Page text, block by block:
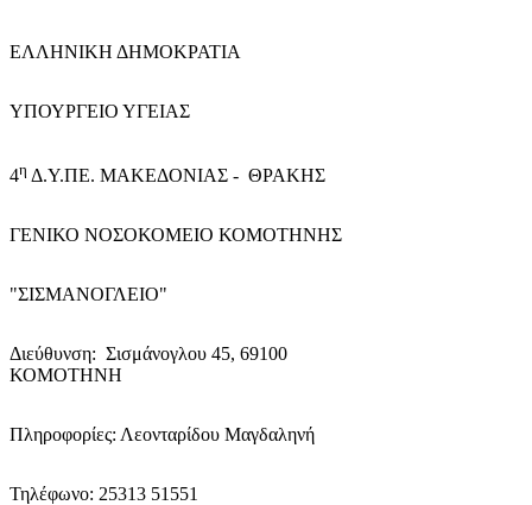
EΛΛΗΝΙΚΗ ΔΗΜΟΚΡΑΤΙΑ
ΥΠΟΥΡΓΕΙΟ ΥΓΕΙΑΣ
4η Δ.Υ.ΠΕ. ΜΑΚΕΔΟΝΙΑΣ - ΘΡΑΚΗΣ
ΓΕΝΙΚΟ NΟΣΟΚΟΜΕΙΟ ΚΟΜΟΤΗΝΗΣ
"ΣΙΣΜΑΝΟΓΛΕΙΟ"
Διεύθυνση: Σισμάνογλου 45, 69100
ΚΟΜΟΤΗΝΗ
Πληροφορίες: Λεονταρίδου Μαγδαληνή
Τηλέφωνο: 25313 51551